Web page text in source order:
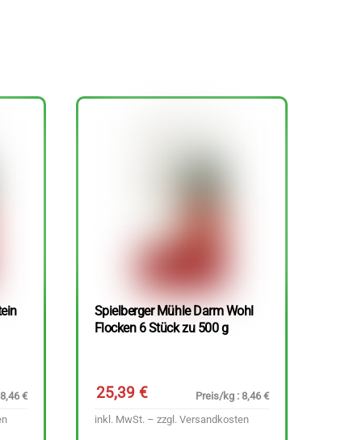
€
Spielberger Mühle Darm Wohl
Flocken 6 Stück zu 500 g
25,39€
Preis/kg : 8,46 €
inkl. MwSt. – zzgl. Versandkosten